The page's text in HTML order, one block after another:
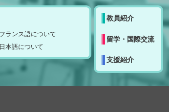
フランス語について
日本語について
教員紹介
留学・国際交流
支援紹介